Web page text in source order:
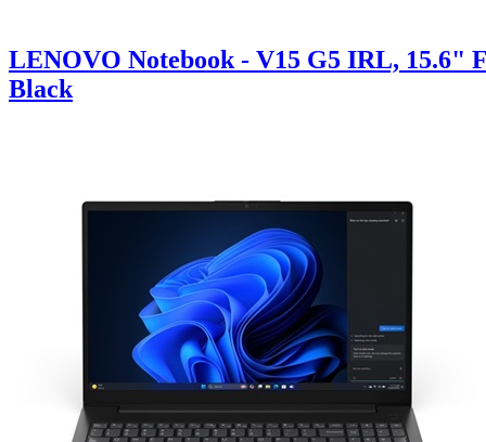
LENOVO Notebook - V15 G5 IRL, 15.6"
Black